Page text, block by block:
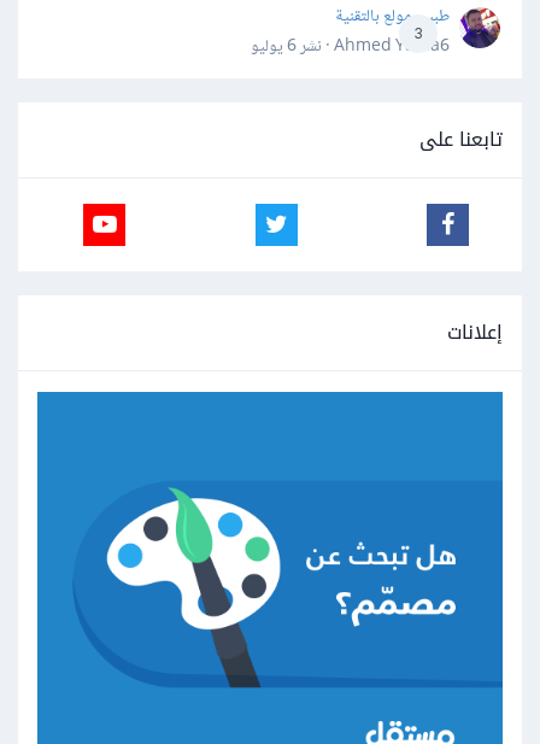
3
طبيب مولع بالتقنية
Ahmed Yahia6 · نشر
6 يوليو
تابعنا على
إعلانات